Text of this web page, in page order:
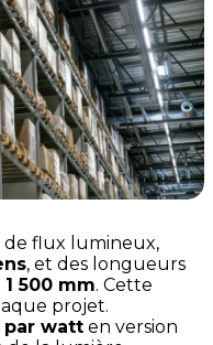
de flux lumineux,
, et des longueurs
500 mm. Cette
projet.
par watt en version